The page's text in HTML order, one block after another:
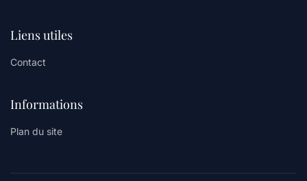
Liens utiles
Contact
Informations
Plan du site